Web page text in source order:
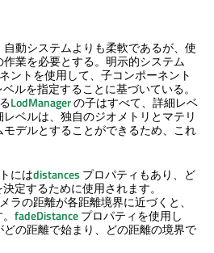
動システムよりも柔軟であるが、使
業を必要とする。明示的システム
ントを使用して、子コンポーネント
ルを指定することに基づいている。
LodManagerの子はすべて、詳細レベ
ベルは、独自のジオメトリとマテリ
デルとすることができるため、これ
にはdistances プロパティもあり、ど
定するために使用されます。
ラの距離が各距離境界に近づくと、
fadeDistanceプロパティを使用し
の距離で始まり、どの距離の境界で